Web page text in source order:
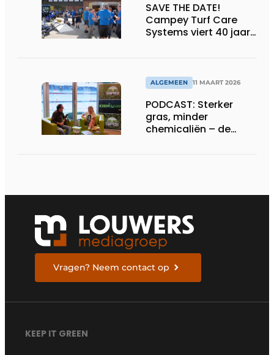
SAVE THE DATE!
Campey Turf Care
Systems viert 40 jaar
ALGEMEEN 11 MAART 2026
PODCAST: Sterker
gras, minder
chemicaliën – de
Vragen? Neem contact op
KEEP IT GREEN